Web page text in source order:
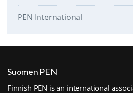
PEN International
Suomen PEN
Finnish PEN is an international